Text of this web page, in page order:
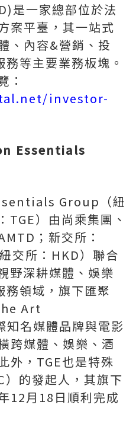
是一家總部位於法
案平臺，其一站式
、內容&營銷、投
等主要業務板塊。
：
investor-
Essentials
Group（紐
TGE）由尚乘集團、
；新交所：
交所：HKD）聯合
野深耕媒體、娛樂
領域，旗下匯聚
Art
名媒體品牌與電影
跨媒體、娛樂、酒
外，TGE也是特殊
）的發起人，其旗下
12月18日順利完成